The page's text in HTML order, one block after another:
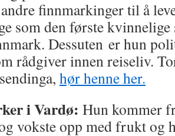
finnmarkinger til å
som den første
Dessuten er hun
rådgiver innen reiseliv.
hør henne her.
i Vardø: Hun kommer
vokste opp med frukt og